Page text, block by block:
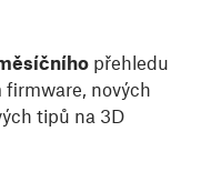
přehledu
nových
tipů na 3D